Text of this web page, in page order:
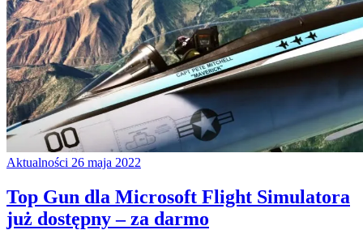
Aktualności 26 maja 2022
Top Gun dla Microsoft Flight Simulatora
już dostępny – za darmo